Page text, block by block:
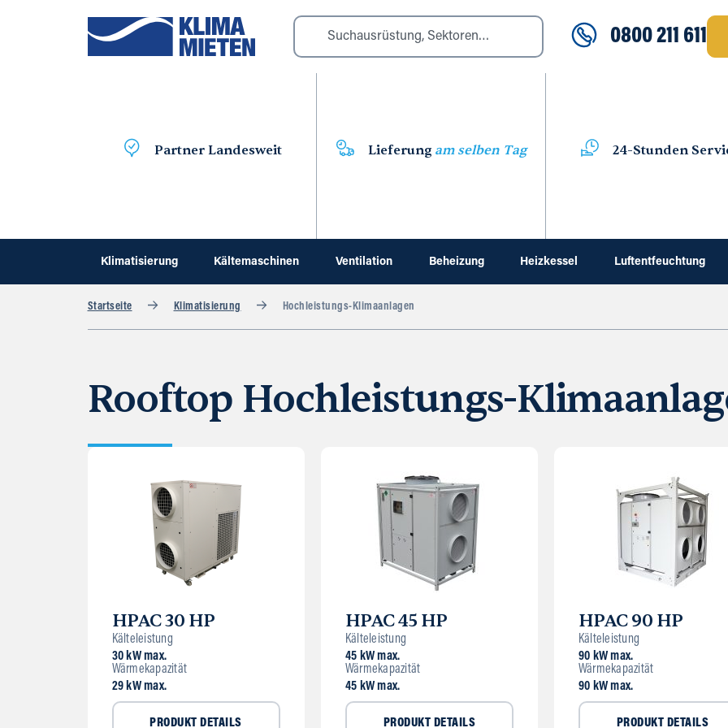
0800 211 611
Partner Landesweit Lieferung am selben Tag 24-Stunden
Klimatisierung Kältemaschinen Ventilation Beheizung Heizkessel Luftentfeuchtung
Startseite Klimatisierung Hochleistungs-Klimaanlagen
Rooftop Hochleistungs-
HPAC 30 HP
Kälteleistung
30 kW max.
Wärmekapazität
29 kW max.
PRODUKT DETAILS
HPAC 45 HP
Kälteleistung
45 kW max.
Wärmekapazität
45 kW max.
PRODUKT DETAILS
HPAC 90 HP
Kälteleistung
90 kW max.
Wärmekapazität
90 kW max.
PRODUKT DETAILS